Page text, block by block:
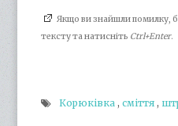
Якщо ви знайшли помилку,
тексту та натисніть Ctrl+Enter.
Корюківка ,сміття ,